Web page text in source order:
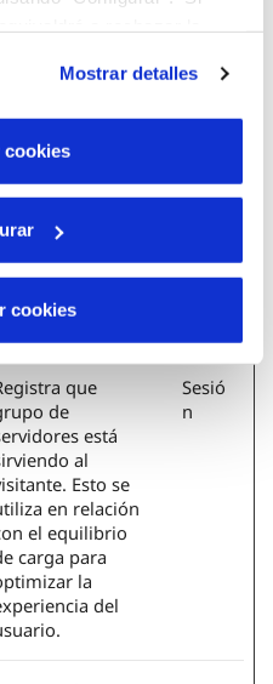
el sitio web funcione y que
Puedes consultar
Política de Cookies
Mostrar detalles
cookies
cookies
para ceder
visitante a un
Esta
para la
del
que
de
está
al
Esto se
en relación
el equilibrio
carga para
la
del
Sesió
n